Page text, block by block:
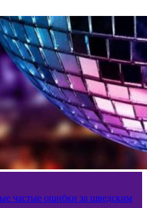
частые ошибки за шведским